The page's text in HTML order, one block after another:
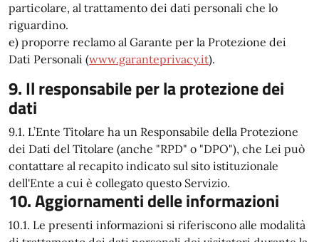
particolare, al trattamento dei dati personali che lo
riguardino.
e) proporre reclamo al Garante per la Protezione dei
Dati Personali (www.garanteprivacy.it).
9. Il responsabile per la protezione dei
dati
9.1. L’Ente Titolare ha un Responsabile della Protezione
dei Dati del Titolare (anche "RPD" o "DPO"), che Lei può
contattare al recapito indicato sul sito istituzionale
dell'Ente a cui è collegato questo Servizio.
10. Aggiornamenti delle informazioni
10.1. Le presenti informazioni si riferiscono alle modalità